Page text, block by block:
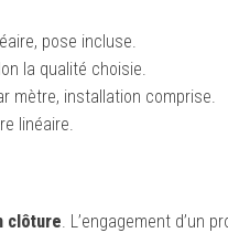
pose incluse.
la qualité choisie.
mètre, installation comprise.
linéaire.
clôture. L’engagement d’un